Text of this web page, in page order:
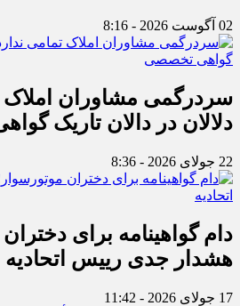
02 آگوست 2026 - 8:16
سردرگمی مشاوران املاک
دلالان در دالان تاریک
22 جولای 2026 - 8:36
دام گواهینامه برای
هشدار جدی رییس اتحادیه
17 جولای 2026 - 11:42